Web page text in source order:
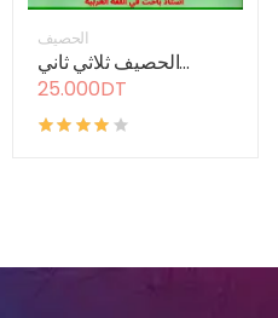
الحصيف
الحصيف ثلاثي ثاني...
25.000DT